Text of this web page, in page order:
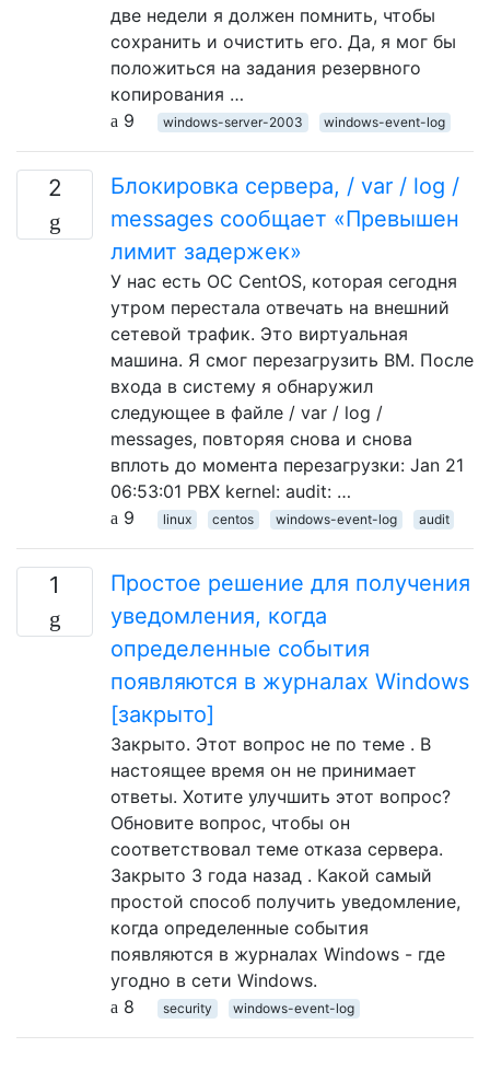
две недели я должен помнить, чтобы
сохранить и очистить его. Да, я мог бы
положиться на задания резервного
копирования …
9
windows-server-2003 windows-event-log
2
Блокировка сервера, / var / log /
messages сообщает «Превышен
лимит задержек»
У нас есть ОС CentOS, которая сегодня
утром перестала отвечать на внешний
сетевой трафик. Это виртуальная
машина. Я смог перезагрузить ВМ. После
входа в систему я обнаружил
следующее в файле / var / log /
messages, повторяя снова и снова
вплоть до момента перезагрузки: Jan 21
06:53:01 PBX kernel: audit: …
9
linux centos windows-event-log audit
1
Простое решение для получения
уведомления, когда
определенные события
появляются в журналах Windows
[закрыто]
Закрыто. Этот вопрос не по теме . В
настоящее время он не принимает
ответы. Хотите улучшить этот вопрос?
Обновите вопрос, чтобы он
соответствовал теме отказа сервера.
Закрыто 3 года назад . Какой самый
простой способ получить уведомление,
когда определенные события
появляются в журналах Windows - где
угодно в сети Windows.
8
security windows-event-log